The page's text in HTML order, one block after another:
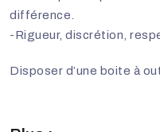
différence.
-Rigueur, discrétion,
Disposer d’une boite à